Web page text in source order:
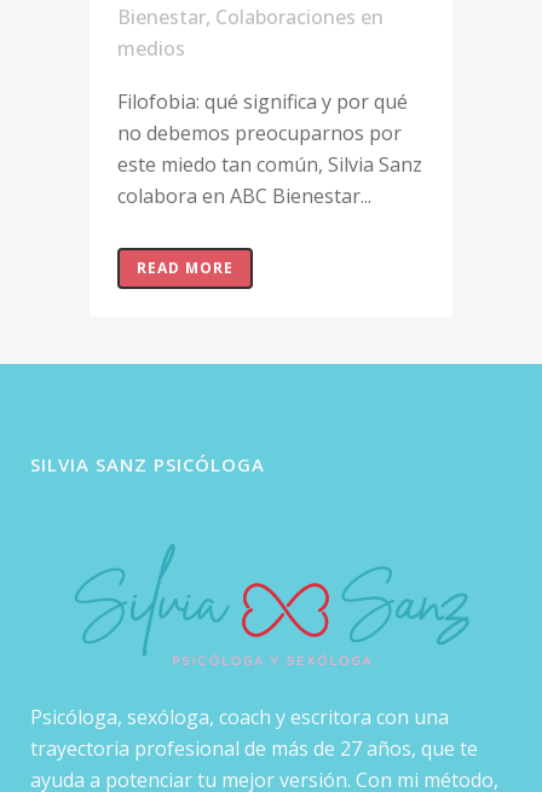
Bienestar, Colaboraciones en
medios
Filofobia: qué significa y por qué
no debemos preocuparnos por
este miedo tan común, Silvia Sanz
colabora en ABC Bienestar...
READ MORE
SILVIA SANZ PSICÓLOGA
Psicóloga, sexóloga, coach y escritora con una
trayectoria profesional de más de 27 años, que te
ayuda a potenciar tu mejor versión. Con mi método,